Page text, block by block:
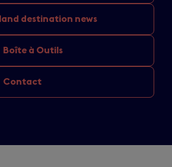
destination news
Boîte à Outils
Contact